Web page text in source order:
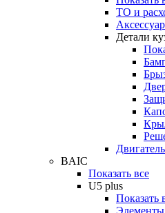
ТО и
Детали
Двигатель
BAIC
Показать все
U5 plus
Показать
Элементы